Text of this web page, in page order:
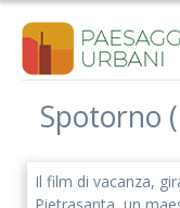
Iscriviti
Rimani
Spotorno
Il film di vacanza,